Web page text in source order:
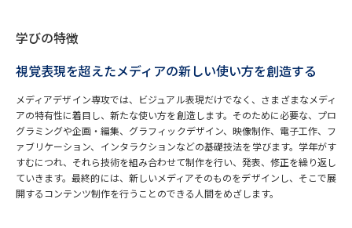
新増設大学・学部・学科特集
国際・グローバルに強い大学特
集
データサイエンス特集 奨学金・特待生制度特集
デジタルパンフレット 進路の３択
学びの特徴
視覚表現を超えたメディアの新しい使い方を創造する
メディアデザイン専攻では、ビジュアル表現だけでなく、さまざまなメディ
アの特有性に着目し、新たな使い方を創造します。そのために必要な、プロ
グラミングや企画・編集、グラフィックデザイン、映像制作、電子工作、フ
ァブリケーション、インタラクションなどの基礎技法を学びます。学年がす
すむにつれ、それら技術を組み合わせて制作を行い、発表、修正を繰り返し
ていきます。最終的には、新しいメディアそのものをデザインし、そこで展
開するコンテンツ制作を行うことのできる人間をめざします。